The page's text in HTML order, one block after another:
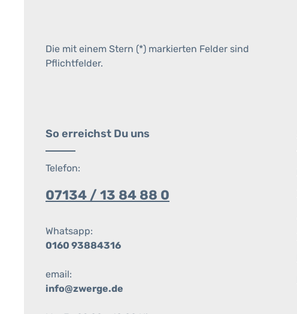
Die mit einem Stern (*) markierten Felder sind
Pflichtfelder.
So erreichst Du uns
Telefon:
07134 / 13 84 88 0
Whatsapp:
0160 93884316
email:
info@zwerge.de